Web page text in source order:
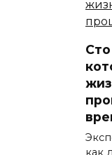
как